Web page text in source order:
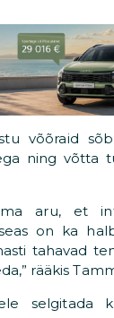
võõraid
ning võtta
aru, et
on ka
tahavad
rääkis